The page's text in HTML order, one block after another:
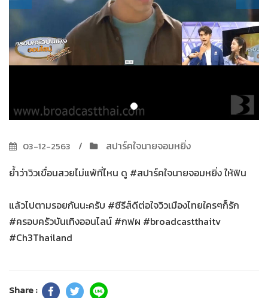
03-12-2563
สปาร์คใจนายจอมหยิ่ง
ย้ำว่าวิวเขื่อนสวยไม่แพ้ที่ไหน ดู #สปาร์คใจนายจอมหยิ่ง ให้ฟิน
แล้วไปตามรอยกันนะครับ #ซีรีส์ดีต่อใจวิวเมืองไทยใครๆก็รัก
#ครอบครัวบันเทิงออนไลน์ #กฟผ #broadcastthaitv
#Ch3Thailand
Share :